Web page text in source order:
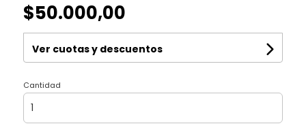
$50.000,00
Ver cuotas y descuentos
Cantidad